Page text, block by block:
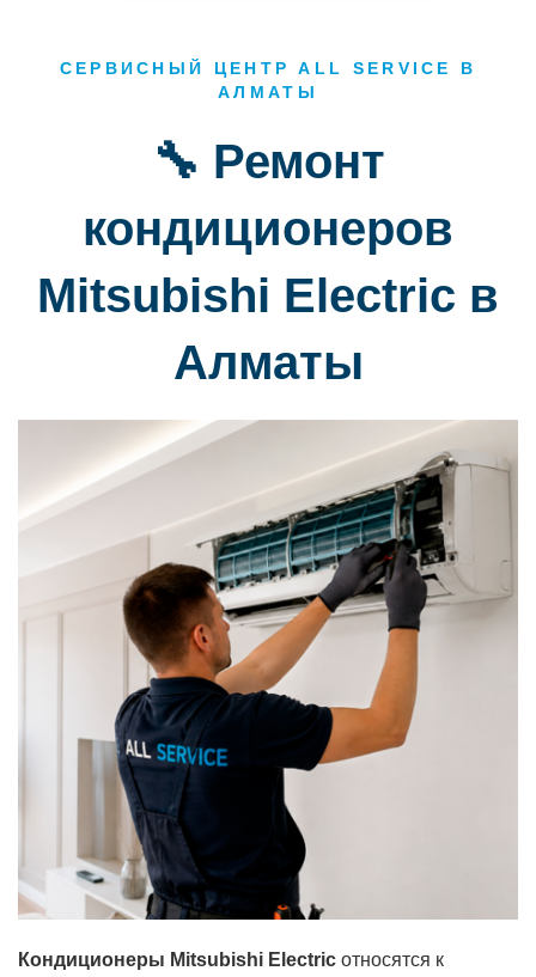
СЕРВИСНЫЙ ЦЕНТР ALL SERVICE В
АЛМАТЫ
🔧 Ремонт
кондиционеров
Mitsubishi Electric в
Алматы
Кондиционеры Mitsubishi Electric относятся к